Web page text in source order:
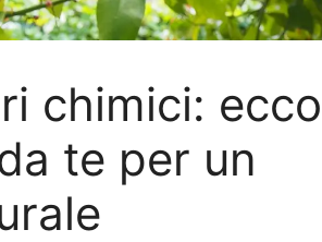
chimici: ecco
te per un